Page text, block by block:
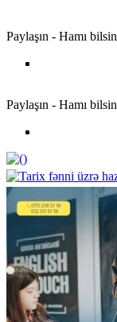
Paylaşın - Hamı bilsin
Paylaşın - Hamı bilsin
https://wa.me/994552244433